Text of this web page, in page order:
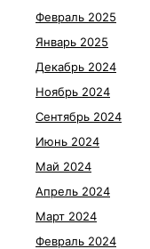
Февраль 2025
Январь 2025
Декабрь 2024
Ноябрь 2024
Сентябрь 2024
Июнь 2024
Май 2024
Апрель 2024
Март 2024
Февраль 2024